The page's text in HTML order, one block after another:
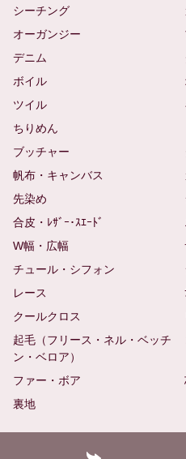
シーチング
オーガンジー
デニム
ボイル
ツイル
ちりめん
ブッチャー
帆布・キャンバス
先染め
合皮・ﾚｻﾞｰ･ｽｴｰﾄﾞ
W幅・広幅
チュール・シフォン
レース
クールクロス
起毛（フリース・ネル・ベッチ
ン・ベロア）
ファー・ボア
裏地